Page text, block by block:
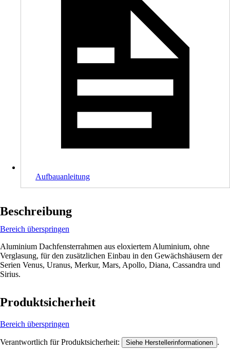
Aufbauanleitung
Beschreibung
Bereich überspringen
Aluminium Dachfensterrahmen aus eloxiertem Aluminium, ohne
Verglasung, für den zusätzlichen Einbau in den Gewächshäusern der
Serien Venus, Uranus, Merkur, Mars, Apollo, Diana, Cassandra und
Sirius.
Produktsicherheit
Bereich überspringen
Verantwortlich für Produktsicherheit: Siehe Herstellerinformationen .